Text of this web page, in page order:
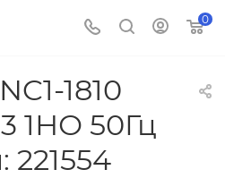
0
1810
1НО 50Гц
221554